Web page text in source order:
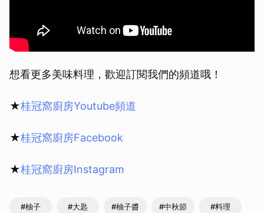
想看更多美味料理，歡迎訂閱我們的頻道哦！
★桂冠窩廚房Youtube頻道
★桂冠窩廚房Facebook
★桂冠窩廚房Instagram
#柚子 #大匙 #柚子醬 #中秋節 #料理